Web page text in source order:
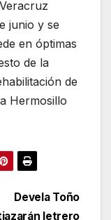
junio y se
en óptimas
de la
de
Hermosillo
Devela Toño
letrero